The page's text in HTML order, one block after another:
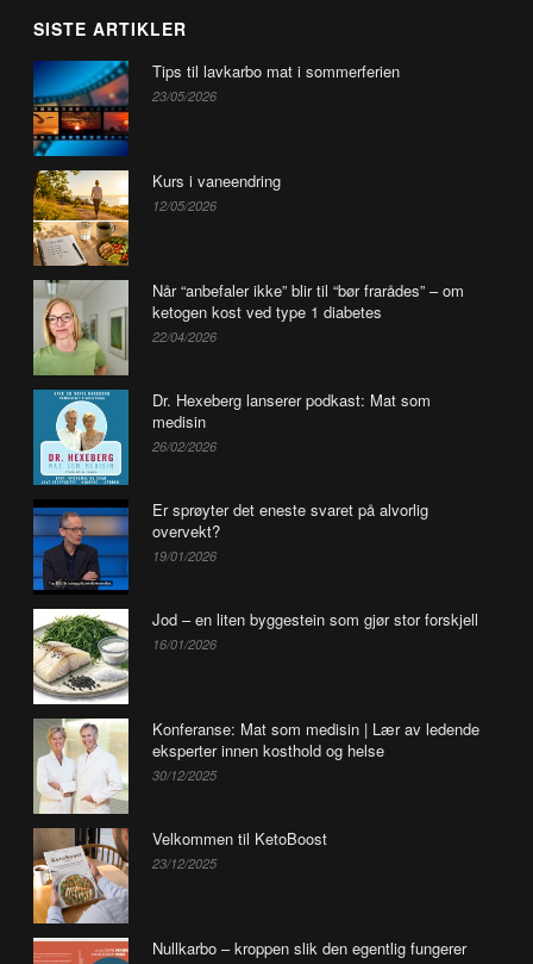
SISTE ARTIKLER
Tips til lavkarbo mat i sommerferien
23/05/2026
Kurs i vaneendring
12/05/2026
Når “anbefaler ikke” blir til “bør frarådes” – om
ketogen kost ved type 1 diabetes
22/04/2026
Dr. Hexeberg lanserer podkast: Mat som
medisin
26/02/2026
Er sprøyter det eneste svaret på alvorlig
overvekt?
19/01/2026
Jod – en liten byggestein som gjør stor forskjell
16/01/2026
Konferanse: Mat som medisin | Lær av ledende
eksperter innen kosthold og helse
30/12/2025
Velkommen til KetoBoost
23/12/2025
Nullkarbo – kroppen slik den egentlig fungerer